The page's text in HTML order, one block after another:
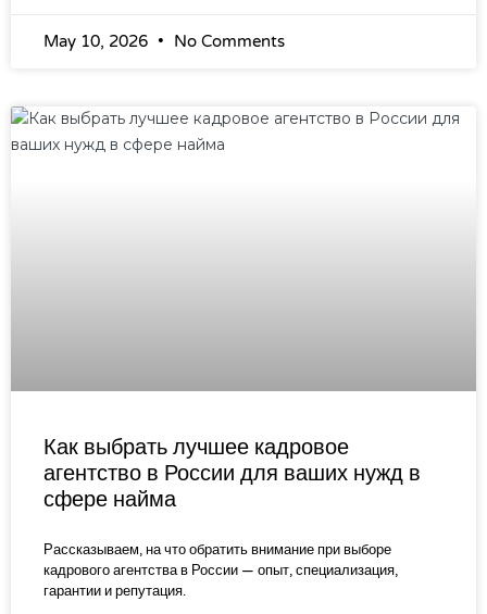
May 10, 2026 No Comments
Как выбрать лучшее кадровое
агентство в России для ваших нужд в
сфере найма
Рассказываем, на что обратить внимание при выборе
кадрового агентства в России — опыт, специализация,
гарантии и репутация.